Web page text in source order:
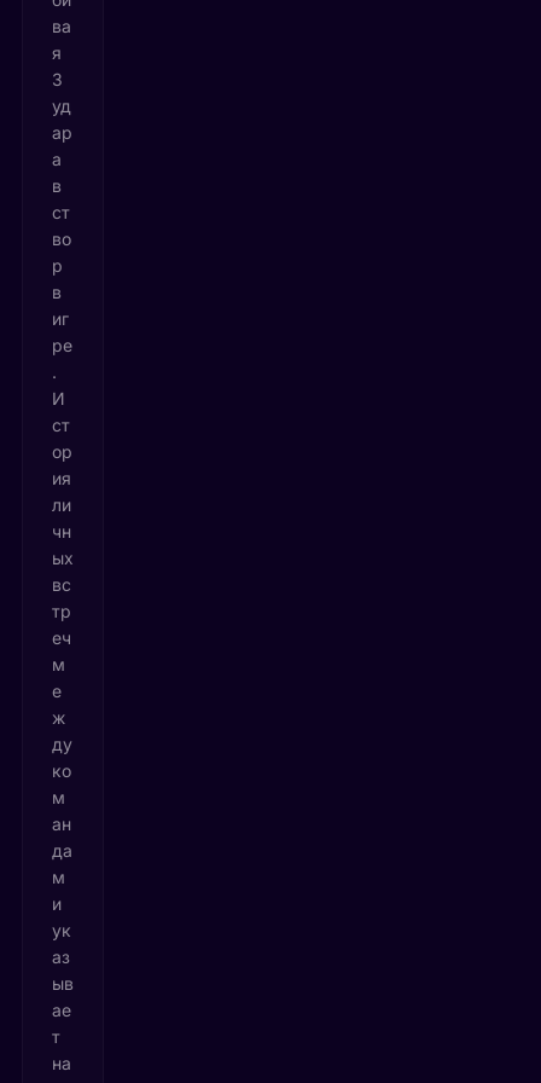
ва
я
3
уд
ар
а
в
ст
во
р
в
иг
ре
.
И
ст
ор
ия
ли
чн
ых
вс
тр
еч
м
е
ж
ду
ко
м
ан
да
м
и
ук
аз
ыв
ае
т
на